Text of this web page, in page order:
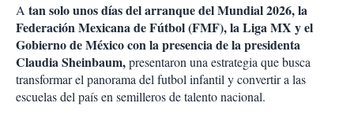
A tan solo unos días del arranque del Mundial 2026, la
Federación Mexicana de Fútbol (FMF), la Liga MX y el
Gobierno de México con la presencia de la presidenta
Claudia Sheinbaum,presentaron una estrategia que busca
transformar el panorama del futbol infantil y convertir a las
escuelas del país en semilleros de talento nacional.